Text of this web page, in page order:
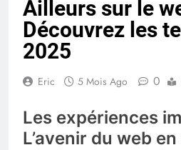
Ailleurs sur le
Découvrez les
2025
Eric 5 Mois Ago 0
Les expériences
L’avenir du web